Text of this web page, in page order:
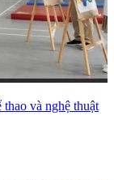
và nghệ thuật